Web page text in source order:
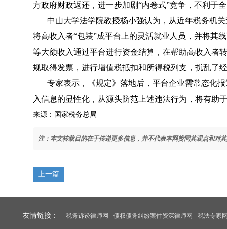
方政府财政返还，进一步加剧“内卷式”竞争，不利于
中山大学法学院教授杨小强认为，从近年税务机
将高收入者“包装”成平台上的灵活就业人员，并将其
等大额收入通过平台进行资金结算，在帮助高收入者
规取得发票，进行增值税抵扣和所得税列支，扰乱了
专家表示，《规定》落地后，平台企业需常态化
入信息的显性化，从源头防范上述违法行为，将有助
来源：国家税务总局
注：本文转载目的在于传递更多信息，并不代表本网赞同其观点和对
上一篇
友情链接： 税务诉讼律师网 债权债务纠纷案件资深律师网 税法专家